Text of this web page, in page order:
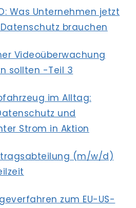
Was Unternehmen jetzt
brauchen
Videoüberwachung
sollten -Teil 3
im Alltag:
und
Strom in Aktion
(m/w/d)
zum EU-US-